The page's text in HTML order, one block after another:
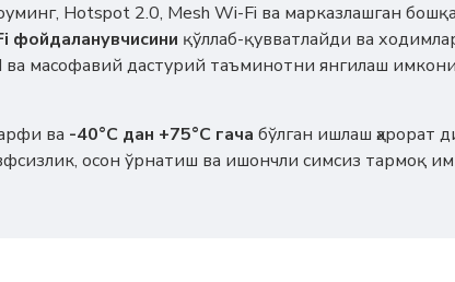
Hotspot 2.0, Mesh Wi-Fi ва марказлашган
фойдаланувчисини қўллаб-қувватлайди ва
ва масофавий дастурий таъминотни янгилаш
ва -40°C дан +75°C гача бўлган ишлаш ҳарорат
осон ўрнатиш ва ишончли симсиз тармоқ